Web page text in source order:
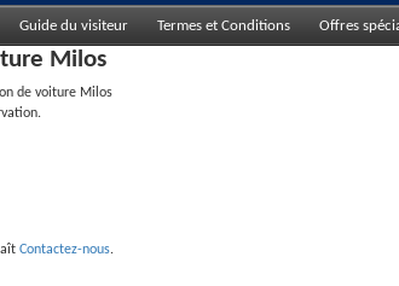
Guide du visiteur Termes et Conditions Offres
Milos
de voiture Milos
Contactez-nous.